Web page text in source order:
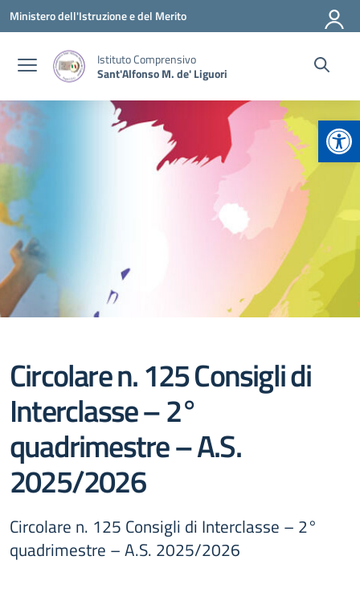
Vai ai contenuti
Vai al menu di navigazione
Vai al footer
Ministero dell'Istruzione e del Merito
Istituto Comprensivo
Sant'Alfonso M. de' Liguori
Circolare n. 125 Consigli di
Interclasse – 2°
quadrimestre – A.S.
2025/2026
Circolare n. 125 Consigli di Interclasse – 2°
quadrimestre – A.S. 2025/2026